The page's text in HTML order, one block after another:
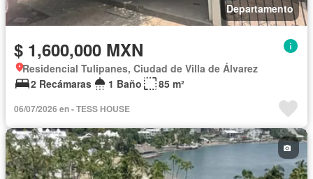
Departamento
$ 1,600,000 MXN
Residencial Tulipanes, Ciudad de Villa de Álvarez
2 Recámaras
1 Baño 85 m²
06/07/2026 en - TESS HOUSE